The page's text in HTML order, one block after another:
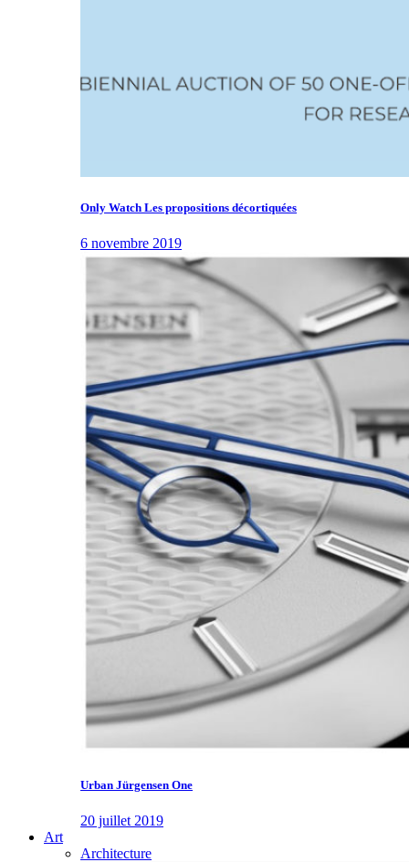
Only Watch Les propositions décortiquées
6 novembre 2019
Urban Jürgensen One
20 juillet 2019
Art
Architecture